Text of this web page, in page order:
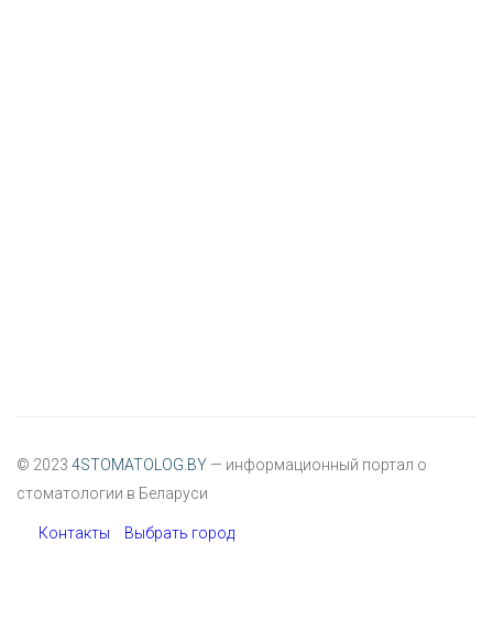
© 2023 4STOMATOLOG.BY — информационный портал о
стоматологии в Беларуси
Контакты Выбрать город